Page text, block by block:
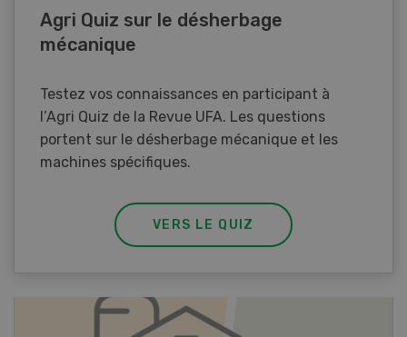
Agri Quiz sur le désherbage
mécanique
Testez vos connaissances en participant à
l’Agri Quiz de la Revue UFA. Les questions
portent sur le désherbage mécanique et les
machines spécifiques.
VERS LE QUIZ